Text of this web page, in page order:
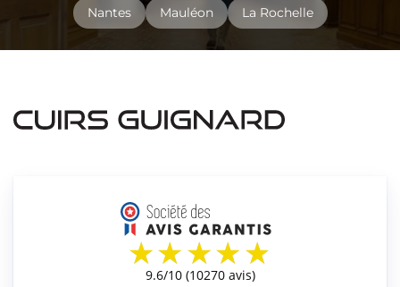
Nantes Mauléon La Rochelle